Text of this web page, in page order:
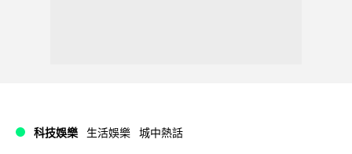
科技娛樂 生活娛樂 城中熱話